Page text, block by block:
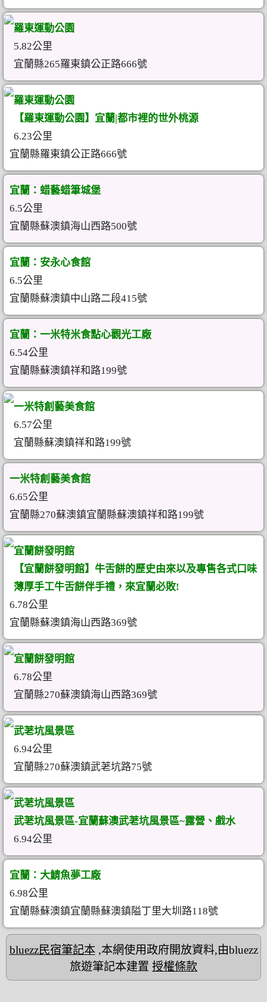
羅東運動公園
5.82公里
宜蘭縣265羅東鎮公正路666號
羅東運動公園
【羅東運動公園】宜蘭|都市裡的世外桃源
6.23公里
宜蘭縣羅東鎮公正路666號
宜蘭：蜡藝蜡筆城堡
6.5公里
宜蘭縣蘇澳鎮海山西路500號
宜蘭：安永心食館
6.5公里
宜蘭縣蘇澳鎮中山路二段415號
宜蘭：一米特米食點心觀光工廠
6.54公里
宜蘭縣蘇澳鎮祥和路199號
一米特創藝美食館
6.57公里
宜蘭縣蘇澳鎮祥和路199號
一米特創藝美食館
6.65公里
宜蘭縣270蘇澳鎮宜蘭縣蘇澳鎮祥和路199號
宜蘭餅發明館
【宜蘭餅發明館】牛舌餅的歷史由來以及專售各式口味
薄厚手工牛舌餅伴手禮，來宜蘭必敗!
6.78公里
宜蘭縣蘇澳鎮海山西路369號
宜蘭餅發明館
6.78公里
宜蘭縣270蘇澳鎮海山西路369號
武荖坑風景區
6.94公里
宜蘭縣270蘇澳鎮武荖坑路75號
武荖坑風景區
武荖坑風景區-宜蘭蘇澳武荖坑風景區~露營、戲水
6.94公里
宜蘭：大鯖魚夢工廠
6.98公里
宜蘭縣蘇澳鎮宜蘭縣蘇澳鎮隘丁里大圳路118號
bluezz民宿筆記本,本網使用政府開放資料,由bluezz
旅遊筆記本建置 授權條款